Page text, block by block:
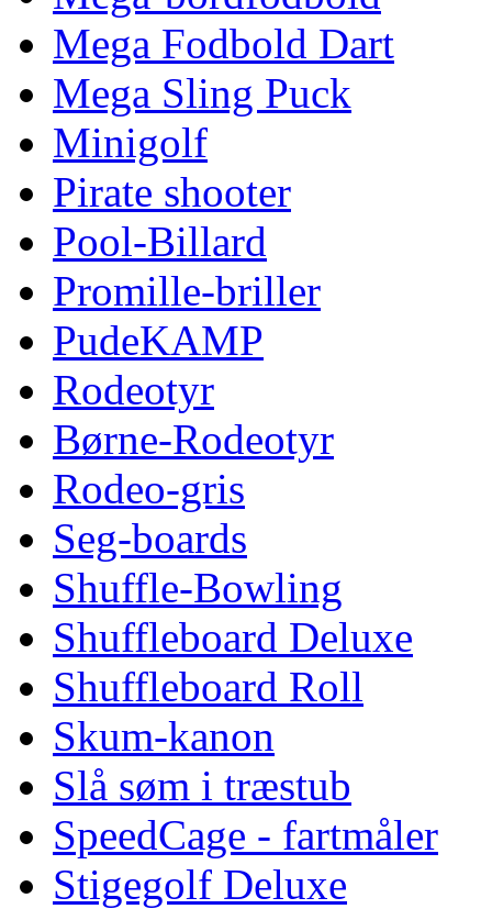
Mega Fodbold Dart
Mega Sling Puck
Minigolf
Pirate shooter
Pool-Billard
Promille-briller
PudeKAMP
Rodeotyr
Børne-Rodeotyr
Rodeo-gris
Seg-boards
Shuffle-Bowling
Shuffleboard Deluxe
Shuffleboard Roll
Skum-kanon
Slå søm i træstub
SpeedCage - fartmåler
Stigegolf Deluxe